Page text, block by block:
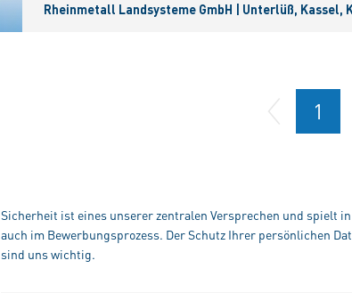
Rheinmetall Landsysteme GmbH | Unterlüß, Kassel,
1
Sicherheit ist eines unserer zentralen Versprechen und spielt
auch im Bewerbungsprozess. Der Schutz Ihrer persönlichen
sind uns wichtig.